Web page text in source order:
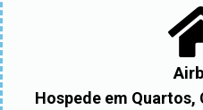
Hospede em Quartos,